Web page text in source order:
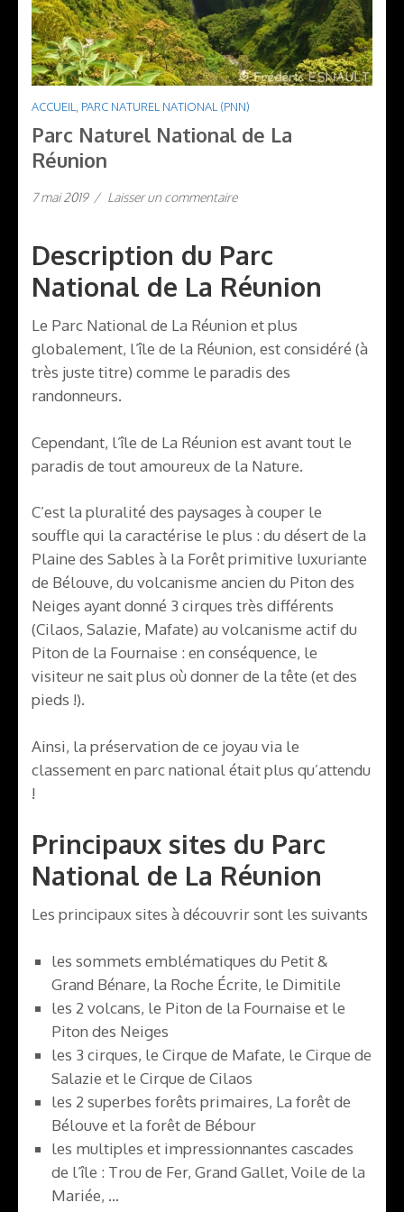
ACCUEIL PARC NATUREL NATIONAL (PNN)
Parc Naturel National de La
Réunion
7 mai 2019 / Laisser un commentaire
Description du Parc
National de La Réunion
Le Parc National de La Réunion et plus
globalement, l’île de la Réunion, est considéré (à
très juste titre) comme le paradis des
randonneurs.
Cependant, l’île de La Réunion est avant tout le
paradis de tout amoureux de la Nature.
C’est la pluralité des paysages à couper le
souffle qui la caractérise le plus : du désert de la
Plaine des Sables à la Forêt primitive luxuriante
de Bélouve, du volcanisme ancien du Piton des
Neiges ayant donné 3 cirques très différents
(Cilaos, Salazie, Mafate) au volcanisme actif du
Piton de la Fournaise : en conséquence, le
visiteur ne sait plus où donner de la tête (et des
pieds !).
Ainsi, la préservation de ce joyau via le
classement en parc national était plus qu’attendu
!
Principaux sites du Parc
National de La Réunion
Les principaux sites à découvrir sont les suivants
les sommets emblématiques du Petit &
Grand Bénare, la Roche Écrite, le Dimitile
les 2 volcans, le Piton de la Fournaise et le
Piton des Neiges
les 3 cirques, le Cirque de Mafate, le Cirque de
Salazie et le Cirque de Cilaos
les 2 superbes forêts primaires, La forêt de
Bélouve et la forêt de Bébour
les multiples et impressionnantes cascades
de l’île : Trou de Fer, Grand Gallet, Voile de la
Mariée, …